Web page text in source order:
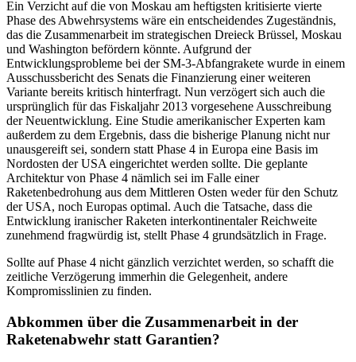
Ein Verzicht auf die von Moskau am heftigsten kritisierte vierte
Phase des Abwehrsystems wäre ein entscheidendes Zugeständnis,
das die Zusammenarbeit im strategischen Dreieck Brüssel, Moskau
und Washington befördern könnte. Aufgrund der
Entwicklungsprobleme bei der SM-3-Abfangrakete wurde in einem
Ausschussbericht des Senats die Finanzierung einer weiteren
Variante bereits kritisch hinterfragt. Nun verzögert sich auch die
ursprünglich für das Fiskaljahr 2013 vorgesehene Ausschreibung
der Neuentwicklung. Eine Studie amerikanischer Experten kam
außerdem zu dem Ergebnis, dass die bisherige Planung nicht nur
unausgereift sei, sondern statt Phase 4 in Europa eine Basis im
Nordosten der USA eingerichtet werden sollte. Die geplante
Architektur von Phase 4 nämlich sei im Falle einer
Raketenbedrohung aus dem Mittleren Osten weder für den Schutz
der USA, noch Europas optimal. Auch die Tatsache, dass die
Entwicklung iranischer Raketen interkontinentaler Reichweite
zunehmend fragwürdig ist, stellt Phase 4 grundsätzlich in Frage.
Sollte auf Phase 4 nicht gänzlich verzichtet werden, so schafft die
zeitliche Verzögerung immerhin die Gelegenheit, andere
Kompromisslinien zu finden.
Abkommen über die Zusammenarbeit in der
Raketenabwehr statt Garantien?